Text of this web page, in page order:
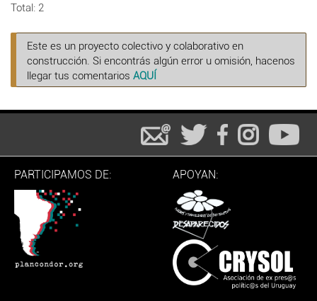
Total: 2
Este es un proyecto colectivo y colaborativo en
construcción. Si encontrás algún error u omisión, hacenos
llegar tus comentarios AQUÍ
PARTICIPAMOS DE: APOYAN: